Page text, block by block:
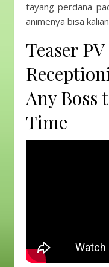
tayang perdana
animenya bisa
Teaser
Any Boss
Time